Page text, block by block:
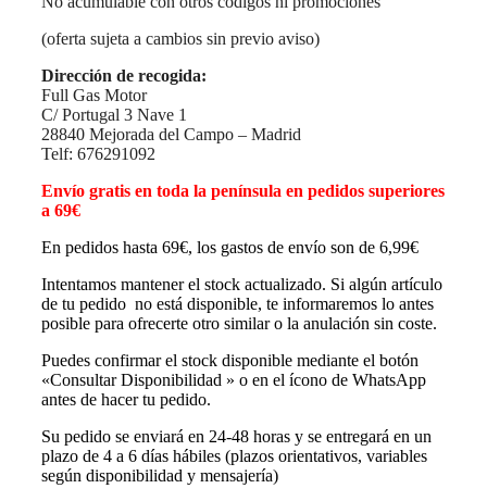
(oferta sujeta a cambios sin previo aviso)
Dirección de recogida:
Full Gas Motor
C/ Portugal 3 Nave 1
28840 Mejorada del Campo – Madrid
Telf: 676291092
Envío gratis en toda la península en pedidos superiores
a 69€
En pedidos hasta 69€, los gastos de envío son de 6,99€
Intentamos mantener el stock actualizado. Si algún artículo
de tu pedido no está disponible, te informaremos lo antes
posible para ofrecerte otro similar o la anulación sin coste.
Puedes confirmar el stock disponible mediante el botón
«Consultar Disponibilidad » o en el ícono de WhatsApp
antes de hacer tu pedido.
Su pedido se enviará en 24-48 horas y se entregará en un
plazo de 4 a 6 días hábiles (plazos orientativos, variables
según disponibilidad y mensajería)